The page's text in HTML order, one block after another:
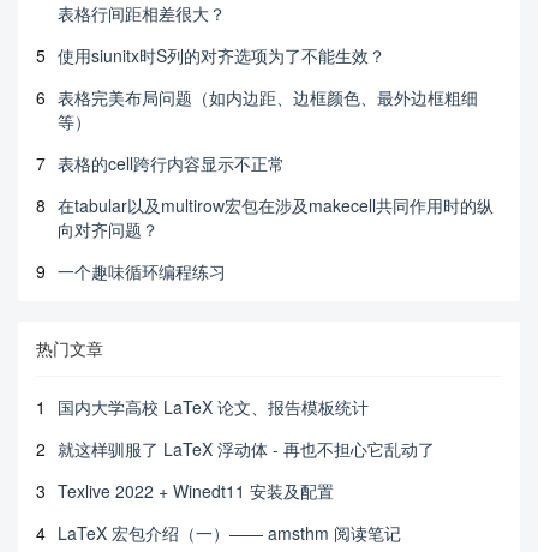
表格行间距相差很大？
5 使用siunitx时S列的对齐选项为了不能生效？
6 表格完美布局问题（如内边距、边框颜色、最外边框粗细
等）
7 表格的cell跨行内容显示不正常
8 在tabular以及multirow宏包在涉及makecell共同作用时的纵
向对齐问题？
9 一个趣味循环编程练习
热门文章
1
国内大学高校 LaTeX 论文、报告模板统计
2 就这样驯服了 LaTeX 浮动体 - 再也不担心它乱动了
3 Texlive 2022 + Winedt11 安装及配置
4 LaTeX 宏包介绍（一）—— amsthm 阅读笔记